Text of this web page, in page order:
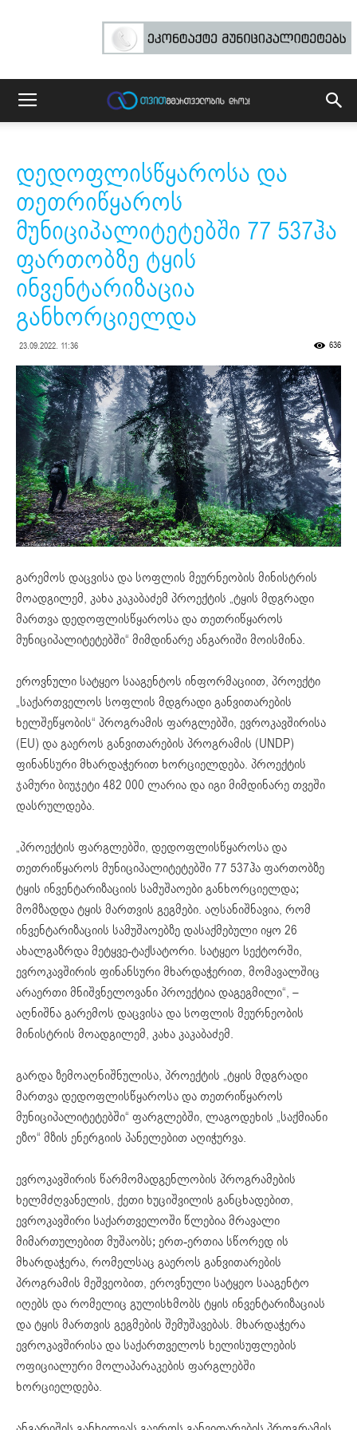
დედოფლისწყაროსა და
თეთრიწყაროს
მუნიციპალიტეტებში 77 537ჰა
ფართობზე ტყის
ინვენტარიზაცია
განხორციელდა
23.09.2022. 11:36 636
გარემოს დაცვისა და სოფლის მეურნეობის მინისტრის
მოადგილემ, კახა კაკაბაძემ პროექტის „ტყის მდგრადი
მართვა დედოფლისწყაროსა და თეთრიწყაროს
მუნიციპალიტეტებში“ მიმდინარე ანგარიში მოისმინა.
ეროვნული სატყეო სააგენტოს ინფორმაციით, პროექტი
„საქართველოს სოფლის მდგრადი განვითარების
ხელშეწყობის“ პროგრამის ფარგლებში, ევროკავშირისა
(EU) და გაეროს განვითარების პროგრამის (UNDP)
ფინანსური მხარდაჭერით ხორციელდება. პროექტის
ჯამური ბიუჯეტი 482 000 ლარია და იგი მიმდინარე თვეში
დასრულდება.
„პროექტის ფარგლებში, დედოფლისწყაროსა და
თეთრიწყაროს მუნიციპალიტეტებში 77 537ჰა ფართობზე
ტყის ინვენტარიზაციის სამუშაოები განხორციელდა;
მომზადდა ტყის მართვის გეგმები. აღსანიშნავია, რომ
ინვენტარიზაციის სამუშაოებზე დასაქმებული იყო 26
ახალგაზრდა მეტყვე-ტაქსატორი. სატყეო სექტორში,
ევროკავშირის ფინანსური მხარდაჭერით, მომავალშიც
არაერთი მნიშვნელოვანი პროექტია დაგეგმილი“, –
აღნიშნა გარემოს დაცვისა და სოფლის მეურნეობის
მინისტრის მოადგილემ, კახა კაკაბაძემ.
გარდა ზემოაღნიშნულისა, პროექტის „ტყის მდგრადი
მართვა დედოფლისწყაროსა და თეთრიწყაროს
მუნიციპალიტეტებში“ ფარგლებში, ლაგოდეხის „საქმიანი
ეზო“ მზის ენერგიის პანელებით აღიჭურვა.
ევროკავშირის წარმომადგენლობის პროგრამების
ხელმძღვანელის, ქეთი ხუციშვილის განცხადებით,
ევროკავშირი საქართველოში წლებია მრავალი
მიმართულებით მუშაობს; ერთ-ერთია სწორედ ის
მხარდაჭერა, რომელსაც გაეროს განვითარების
პროგრამის მეშვეობით, ეროვნული სატყეო სააგენტო
იღებს და რომელიც გულისხმობს ტყის ინვენტარიზაციას
და ტყის მართვის გეგმების შემუშავებას. მხარდაჭერა
ევროკავშირისა და საქართველოს ხელისუფლების
ოფიციალური მოლაპარაკების ფარგლებში
ხორციელდება.